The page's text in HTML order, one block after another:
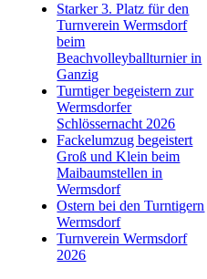
Starker 3. Platz für den
Turnverein Wermsdorf
beim
Beachvolleyballturnier in
Ganzig
Turntiger begeistern zur
Wermsdorfer
Schlössernacht 2026
Fackelumzug begeistert
Groß und Klein beim
Maibaumstellen in
Wermsdorf
Ostern bei den Turntigern
Wermsdorf
Turnverein Wermsdorf
2026